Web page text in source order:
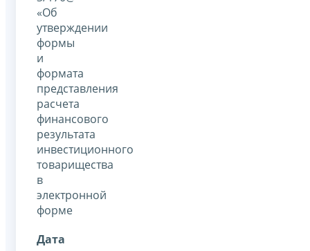
«Об
утверждении
формы
и
формата
представления
расчета
финансового
результата
инвестиционного
товарищества
в
электронной
форме
Дата